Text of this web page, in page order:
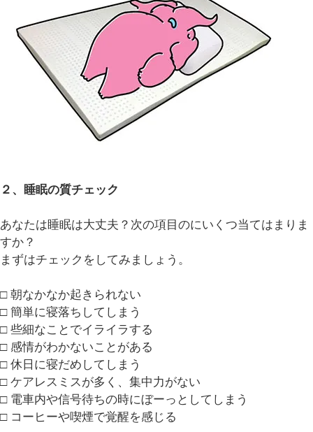
２、睡眠の質チェック
あなたは睡眠は大丈夫？次の項目のにいくつ当てはまりま
すか？
まずはチェックをしてみましょう。
□ 朝なかなか起きられない
□ 簡単に寝落ちしてしまう
□ 些細なことでイライラする
□ 感情がわかないことがある
□ 休日に寝だめしてしまう
□ ケアレスミスが多く、集中力がない
□ 電車内や信号待ちの時にぼーっとしてしまう
□ コーヒーや喫煙で覚醒を感じる